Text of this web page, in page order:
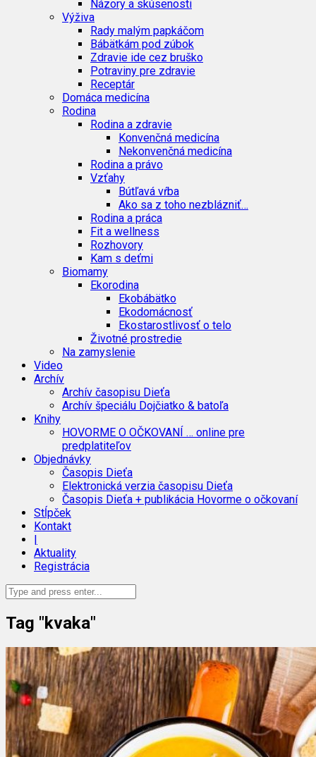
Názory a skúsenosti
Výživa
Rady malým papkáčom
Bábätkám pod zúbok
Zdravie ide cez bruško
Potraviny pre zdravie
Receptár
Domáca medicína
Rodina
Rodina a zdravie
Konvenčná medicína
Nekonvenčná medicína
Rodina a právo
Vzťahy
Bútľavá vŕba
Ako sa z toho nezblázniť…
Rodina a práca
Fit a wellness
Rozhovory
Kam s deťmi
Biomamy
Ekorodina
Ekobábätko
Ekodomácnosť
Ekostarostlivosť o telo
Životné prostredie
Na zamyslenie
Video
Archív
Archív časopisu Dieťa
Archív špeciálu Dojčiatko & batoľa
Knihy
HOVORME O OČKOVANÍ … online pre
predplatiteľov
Objednávky
Časopis Dieťa
Elektronická verzia časopisu Dieťa
Časopis Dieťa + publikácia Hovorme o očkovaní
Stĺpček
Kontakt
|
Aktuality
Registrácia
Tag "kvaka"